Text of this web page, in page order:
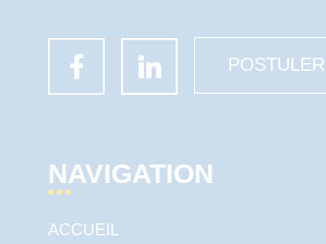
POSTULER
NAVIGATION
ACCUEIL